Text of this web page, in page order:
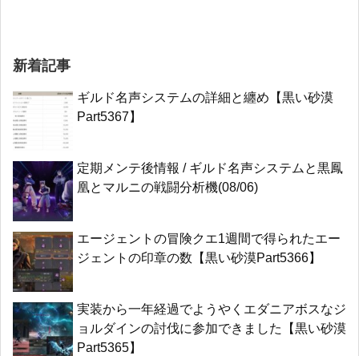
新着記事
ギルド名声システムの詳細と纏め【黒い砂漠
Part5367】
定期メンテ後情報 / ギルド名声システムと黒鳳
凰とマルニの戦闘分析機(08/06)
エージェントの冒険クエ1週間で得られたエー
ジェントの印章の数【黒い砂漠Part5366】
実装から一年経過でようやくエダニアボスなジ
ョルダインの討伐に参加できました【黒い砂漠
Part5365】